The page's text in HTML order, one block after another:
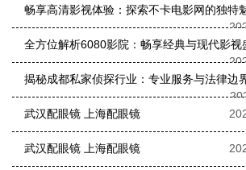
畅享高清影视体验：探索不卡电影网的独特
全方位解析6080影院：畅享经典与现代影视
揭秘成都私家侦探行业：专业服务与法律边
武汉配眼镜 上海配眼镜
武汉配眼镜 上海配眼镜